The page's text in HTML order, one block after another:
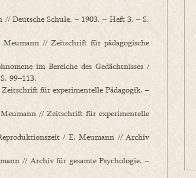
Deutsche Schule. – 1903. – Heft 3. – S.
// Zeitschrift für pädagogische
im Bereiche des Gedächtnisses /
99–113.
für experimentelle Pädagogik. –
// Zeitschrift für experimentelle
/ E. Meumann // Archiv
// Archiv für gesamte Psychologie. –